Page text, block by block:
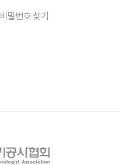
비밀번호 찾기